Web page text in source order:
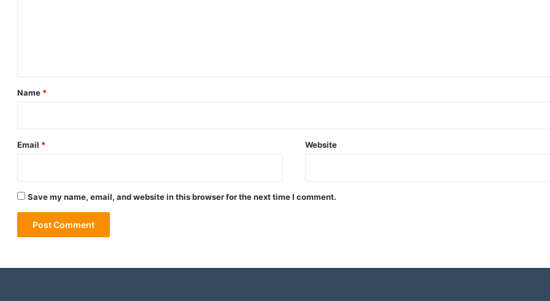
*
Name *
Email * Website
Save my name, email, and website in this browser for the next time I comment.